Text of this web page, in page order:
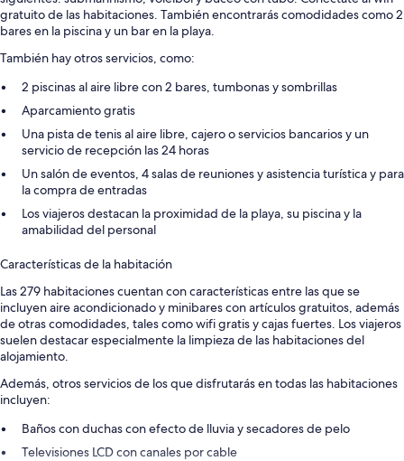
gratuito de las habitaciones. También encontrarás comodidades como 2
bares en la piscina y un bar en la playa.
También hay otros servicios, como:
2 piscinas al aire libre con 2 bares, tumbonas y sombrillas
Aparcamiento gratis
Una pista de tenis al aire libre, cajero o servicios bancarios y un
servicio de recepción las 24 horas
Un salón de eventos, 4 salas de reuniones y asistencia turística y para
la compra de entradas
Los viajeros destacan la proximidad de la playa, su piscina y la
amabilidad del personal
Características de la habitación
Las 279 habitaciones cuentan con características entre las que se
incluyen aire acondicionado y minibares con artículos gratuitos, además
de otras comodidades, tales como wifi gratis y cajas fuertes. Los viajeros
suelen destacar especialmente la limpieza de las habitaciones del
alojamiento.
Además, otros servicios de los que disfrutarás en todas las habitaciones
incluyen:
Baños con duchas con efecto de lluvia y secadores de pelo
Televisiones LCD con canales por cable